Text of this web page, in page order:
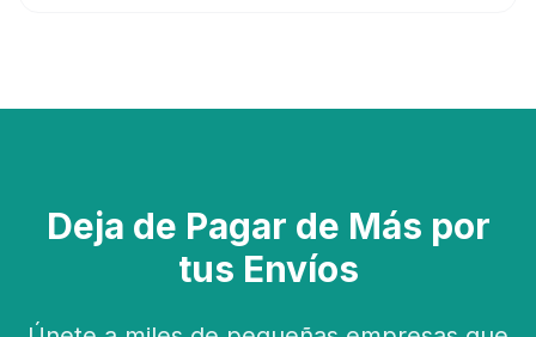
Deja de Pagar de Más por
tus Envíos